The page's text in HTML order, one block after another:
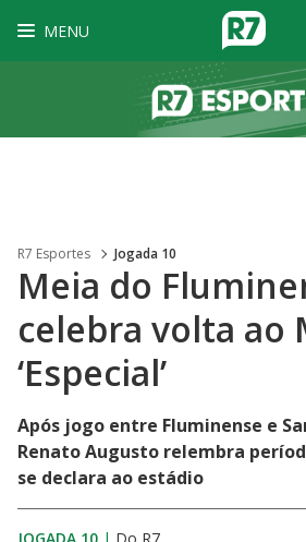
MENU
R7 Esportes Jogada 10
Meia do
celebra volta ao
‘Especial’
Após jogo entre Fluminense e
Renato Augusto relembra
se declara ao estádio